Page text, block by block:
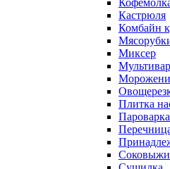
Кастрюля
Комбайн
Миксер
Плитка
Пароварка